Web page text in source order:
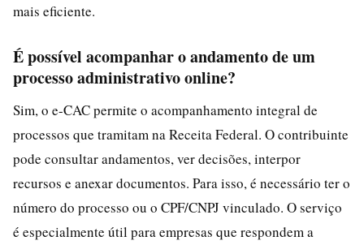
mais eficiente.
É possível acompanhar o andamento de um
processo administrativo online?
Sim, o e-CAC permite o acompanhamento integral de
processos que tramitam na Receita Federal. O contribuinte
pode consultar andamentos, ver decisões, interpor
recursos e anexar documentos. Para isso, é necessário ter o
número do processo ou o CPF/CNPJ vinculado. O serviço
é especialmente útil para empresas que respondem a